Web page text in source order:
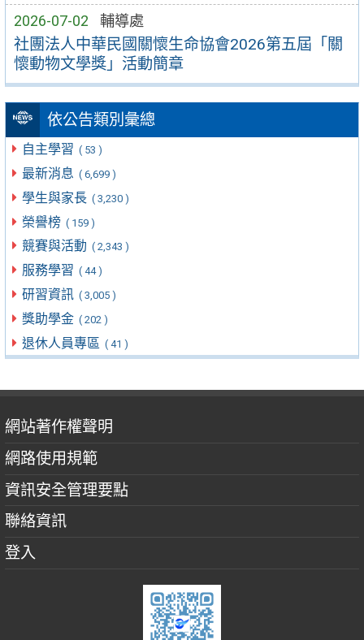
2026-07-02 輔導處
社團法人中華民國關懷生命協會2026第五屆「關
懷動物文學獎」活動簡章
依公告類別彙總
自主學習 ( 53 )
最新消息 ( 6,699 )
學生與家長 ( 3,230 )
榮譽榜 ( 159 )
競賽與活動 ( 2,343 )
服務學習 ( 44 )
研習資訊 ( 3,005 )
獎助學金 ( 202 )
退休人員專區 ( 41 )
網站著作權聲明
網路使用規範
資訊安全管理要點
聯絡資訊
登入